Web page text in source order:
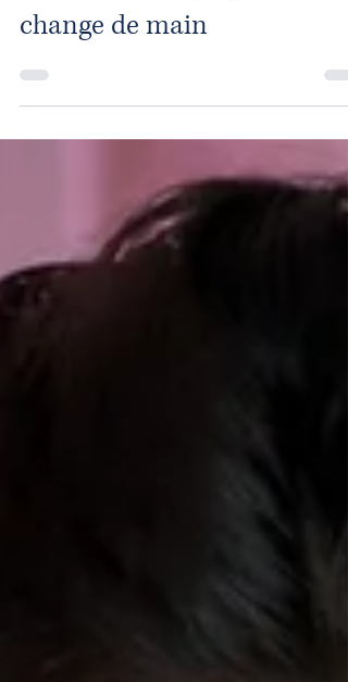
moment où la propriété
change de main